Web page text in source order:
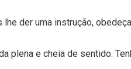
der uma instrução,
plena e cheia de sentido.